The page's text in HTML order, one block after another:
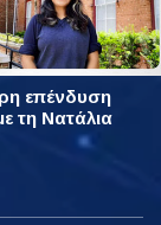
επένδυση
τη Νατάλια